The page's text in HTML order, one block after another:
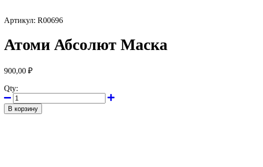
Артикул: R00696
Атоми Абсолют Маска
900,00 ₽
Qty:
В корзину